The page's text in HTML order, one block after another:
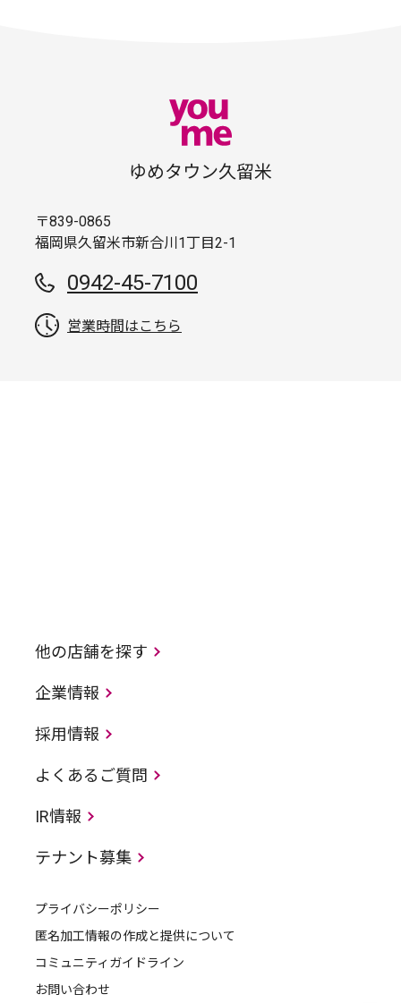
ゆめタウン久留米
〒839-0865
福岡県久留米市新合川1丁目2-1
0942-45-7100
営業時間はこちら
他の店舗を探す
企業情報
採用情報
よくあるご質問
IR情報
テナント募集
プライバシーポリシー
匿名加工情報の作成と提供について
コミュニティガイドライン
お問い合わせ